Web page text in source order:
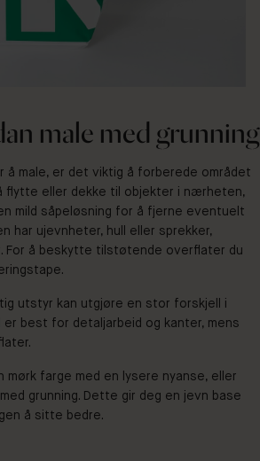
male med grunning
å male, er det viktig å forberede området
flytte eller dekke til objekter i nærheten,
mild såpeløsning for å fjerne eventuelt
har ujevnheter, hull eller sprekker,
For å beskytte tilstøtende overflater du
utstyr kan utgjøre en stor forskjell i
best for detaljarbeid og kanter, mens
mørk farge med en lysere nyanse, eller
grunning. Dette gir deg en jevn base
å sitte bedre.